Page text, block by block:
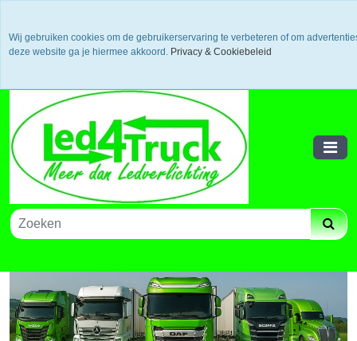
Bestelling volgen via track and trace
Wij gebruiken cookies om de gebruikerservaring te verbeteren of om
deze website ga je hiermee akkoord. Privacy & Cookiebeleid